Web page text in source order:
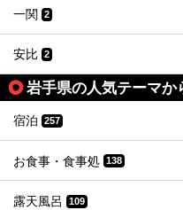
一関 2
安比 2
岩手県の人気テーマか
宿泊 257
お食事・食事処 138
露天風呂 109